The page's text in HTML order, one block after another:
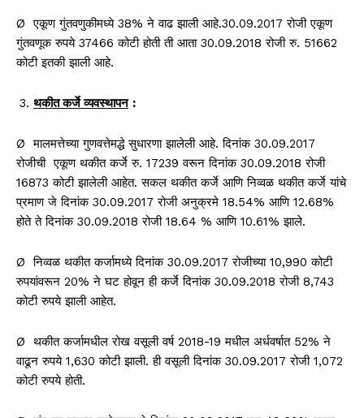
Ø एकूण गुंतवणुकीमध्ये 38% ने वाढ झाली आहे.30.09.2017 रोजी एकूण
गुंतवणूक रुपये 37466 कोटी होती ती आता 30.09.2018 रोजी रु. 51662
कोटी इतकी झाली आहे.
थकीत कर्जे व्यवस्थापन :
Ø मालमत्तेच्या गुणवत्तेमद्धे सुधारणा झालेली आहे. दिनांक 30.09.2017
रोजीची एकूण थकीत कर्जे रु. 17239 वरून दिनांक 30.09.2018 रोजी
16873 कोटी झालेली आहेत. सकल थकीत कर्जे आणि निव्वळ थकीत कर्जे यांचे
प्रमाण जे दिनांक 30.09.2017 रोजी अनुक्रमे 18.54% आणि 12.68%
होते ते दिनांक 30.09.2018 रोजी 18.64 % आणि 10.61% झाले.
Ø निव्वळ थकीत कर्जामध्ये दिनांक 30.09.2017 रोजीच्या 10,990 कोटी
रुपयांवरून 20% ने घट होवून ही कर्जे दिनांक 30.09.2018 रोजी 8,743
कोटी रुपये झाली आहेत.
Ø थकीत कर्जामधील रोख वसूली वर्ष 2018-19 मधील अर्धवर्षात 52% ने
वाढून रुपये 1,630 कोटी झाली. ही वसूली दिनांक 30.09.2017 रोजी 1,072
कोटी रुपये होती.